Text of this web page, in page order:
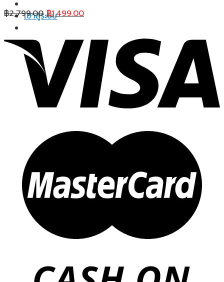
เข้าสู่ระบบ
฿2,799.00 Original
฿2,799.00.
฿1,499.00Current
is:
฿1,499.00.